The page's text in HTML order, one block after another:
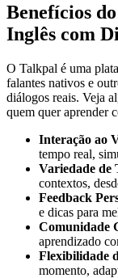
Benefícios
Inglês com
O Talkpal é uma
falantes nativos e
diálogos reais. Veja
quem quer aprender
Interação ao
tempo real,
Variedade de
contextos,
Feedback
e dicas para
Comunidade
aprendizado
Flexibilidade
momento,